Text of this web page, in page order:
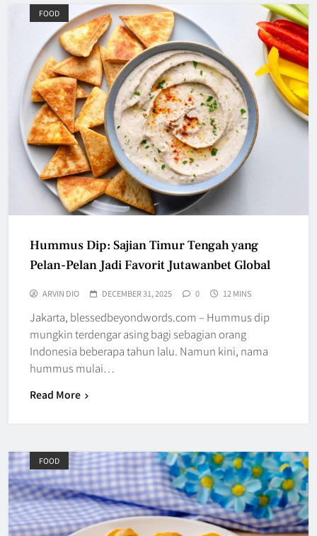
FOOD
Hummus Dip: Sajian Timur Tengah yang
Pelan-Pelan Jadi Favorit Jutawanbet Global
ARVIN DIO DECEMBER 31, 2025 0 12 MINS
Jakarta, blessedbeyondwords.com – Hummus dip
mungkin terdengar asing bagi sebagian orang
Indonesia beberapa tahun lalu. Namun kini, nama
hummus mulai…
Read More
FOOD